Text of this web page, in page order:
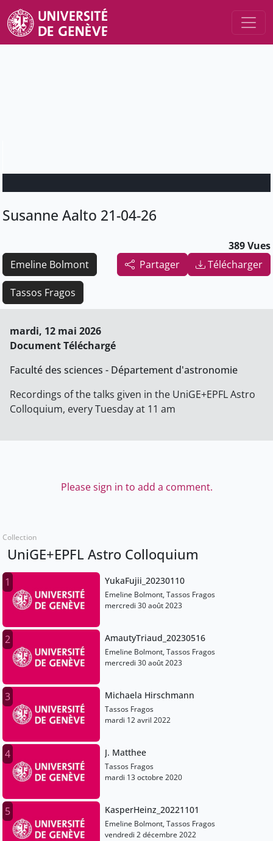
Susanne Aalto 21-04-26
389 Vues
Partager
Télécharger
Emeline Bolmont
Tassos Fragos
mardi, 12 mai 2026
Document Téléchargé
Faculté des sciences - Département d'astronomie
Recordings of the talks given in the UniGE+EPFL Astro
Colloquium, every Tuesday at 11 am
Please sign in to add a comment.
Collection
UniGE+EPFL Astro Colloquium
1 YukaFujii_20230110
Emeline Bolmont, Tassos Fragos
mercredi 30 août 2023
2 AmautyTriaud_20230516
Emeline Bolmont, Tassos Fragos
mercredi 30 août 2023
3 Michaela Hirschmann
Tassos Fragos
mardi 12 avril 2022
4 J. Matthee
Tassos Fragos
mardi 13 octobre 2020
5 KasperHeinz_20221101
Emeline Bolmont, Tassos Fragos
vendredi 2 décembre 2022